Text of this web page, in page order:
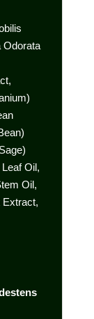
Odorata
Oil,
Oil,
Extract,